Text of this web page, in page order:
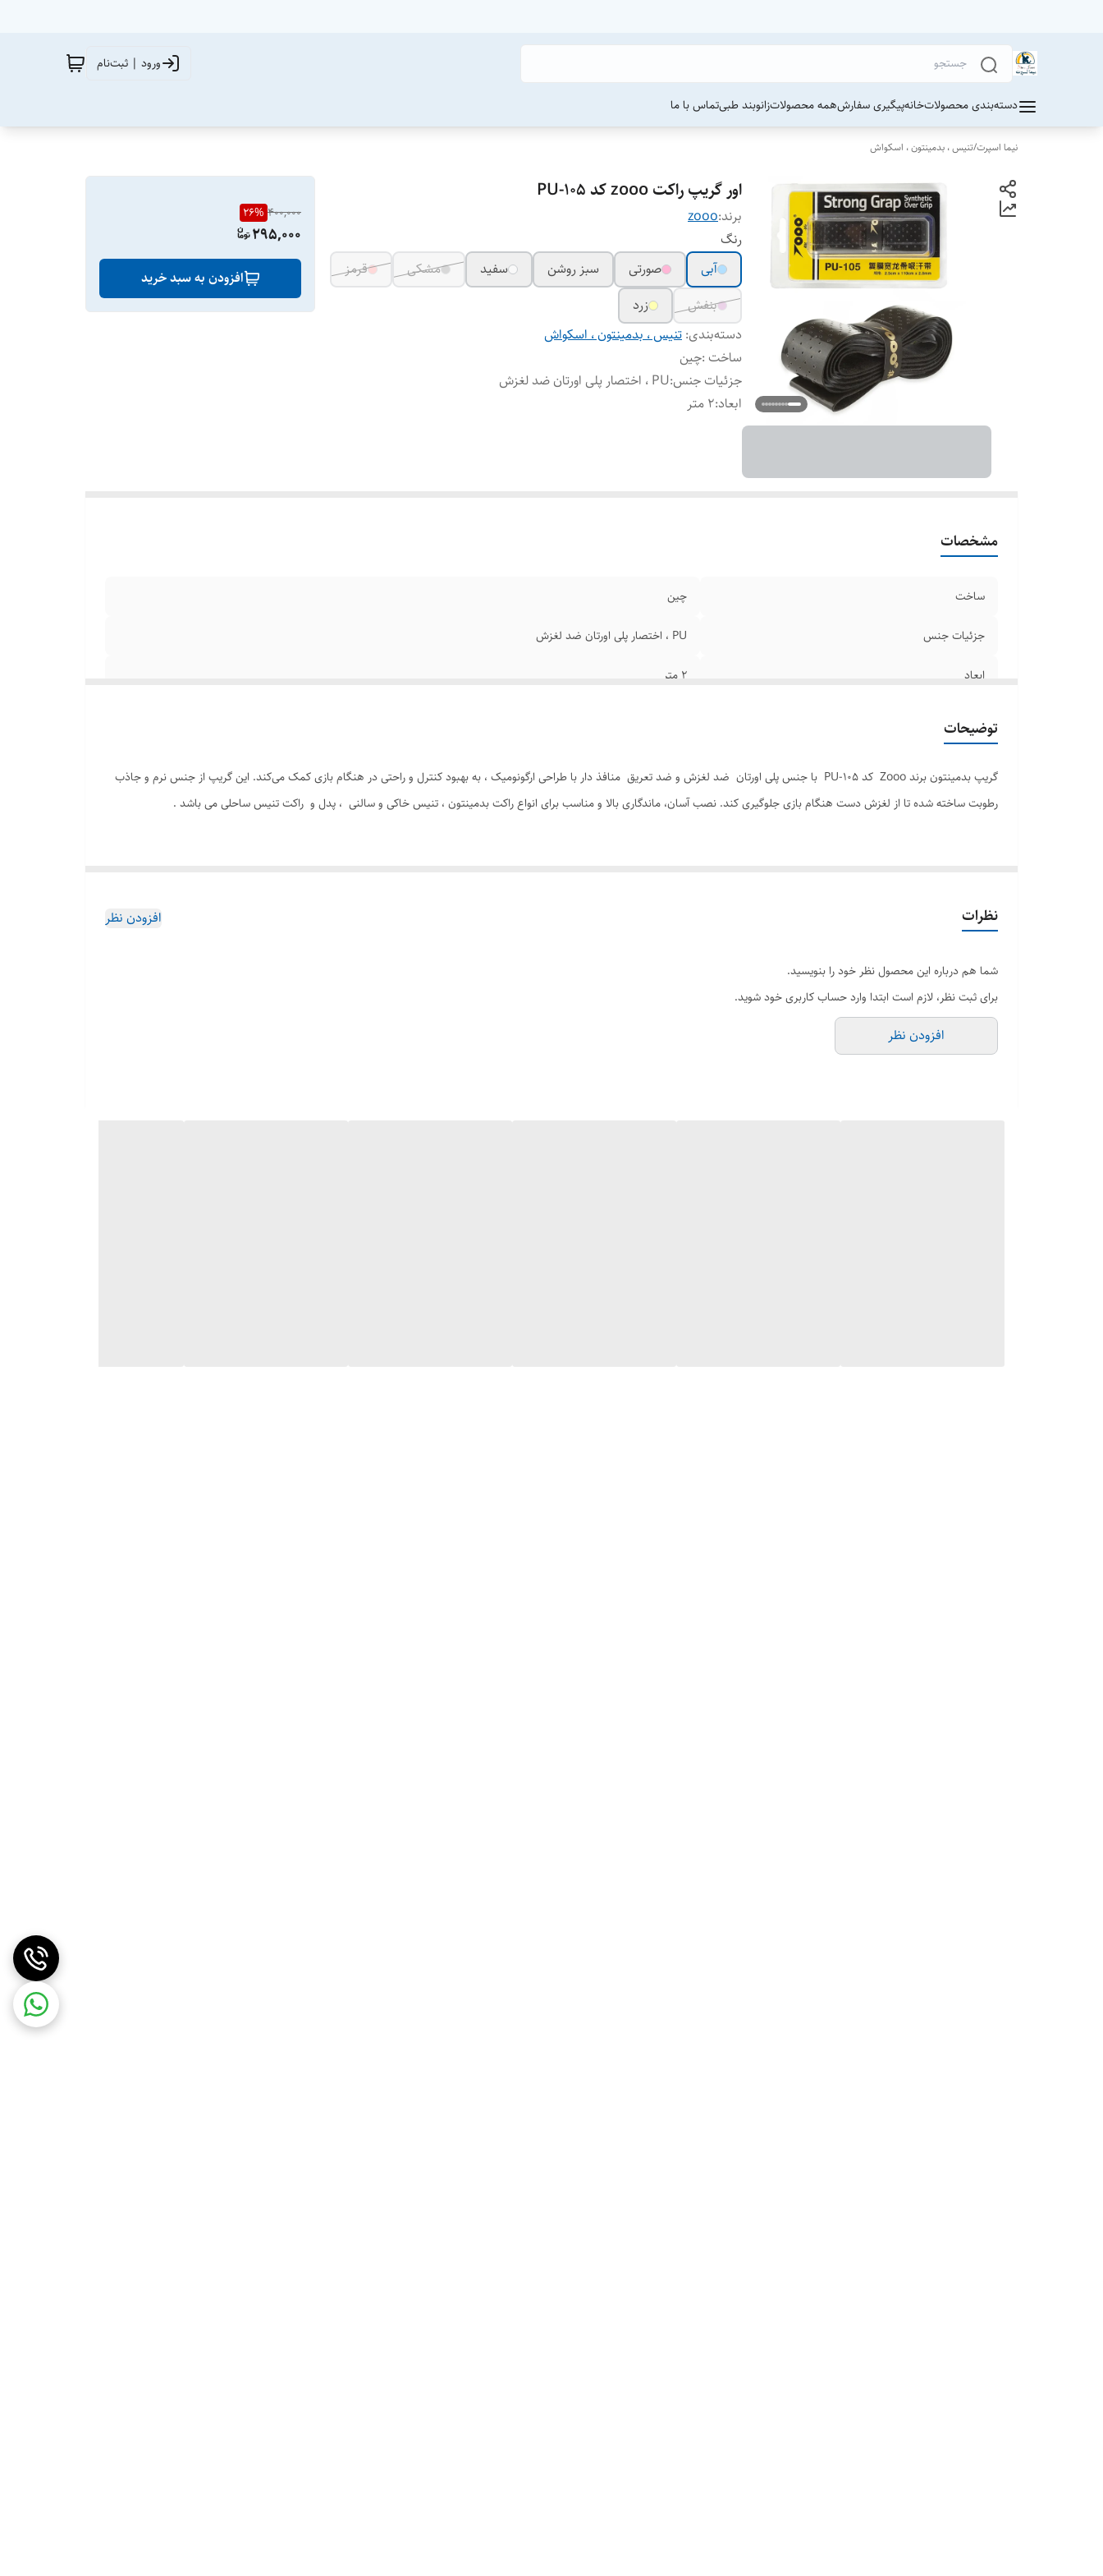
ورود | ثبت‌نام
دسته‌بندی محصولاتخانهپیگیری سفارشهمه محصولاتزانوبند طبیتماس با ما
نیما اسپرت/تنیس ، بدمینتون ، اسکواش
اور گریپ راکت zooo کد PU-1۰۵
برند:zooo
رنگ
آبی
صورتی سبز روشن سفید مشکی
قرمز
بنفش
زرد
دسته‌بندی: تنیس ، بدمینتون ، اسکواش
ساخت :چین
جزئیات جنس:PU ، اختصار پلی اورتان ضد لغزش
ابعاد:۲ متر
400,000
26%
295,000
افزودن به سبد خرید
مشخصات
ساخت چین
جزئیات جنس PU ، اختصار پلی اورتان ضد لغزش
ابعاد ۲ متر
توضیحات
گریپ بدمینتون برند Zooo کد PU-105 با جنس پلی اورتان ضد لغزش و ضد تعریق منافذ دار با طراحی ارگونومیک ، به بهبود کنترل و راحتی در هنگام بازی کمک می‌کند. این گریپ از جنس نرم و جاذب
رطوبت ساخته شده تا از لغزش دست هنگام بازی جلوگیری کند. نصب آسان، ماندگاری بالا و مناسب برای انواع راکت بدمینتون ، تنیس خاکی و سالنی ، پدل و راکت تنیس ساحلی می باشد .
نظرات افزودن نظر
شما هم درباره این محصول نظر خود را بنویسید.
برای ثبت نظر، لازم است ابتدا وارد حساب کاربری خود شوید.
افزودن نظر